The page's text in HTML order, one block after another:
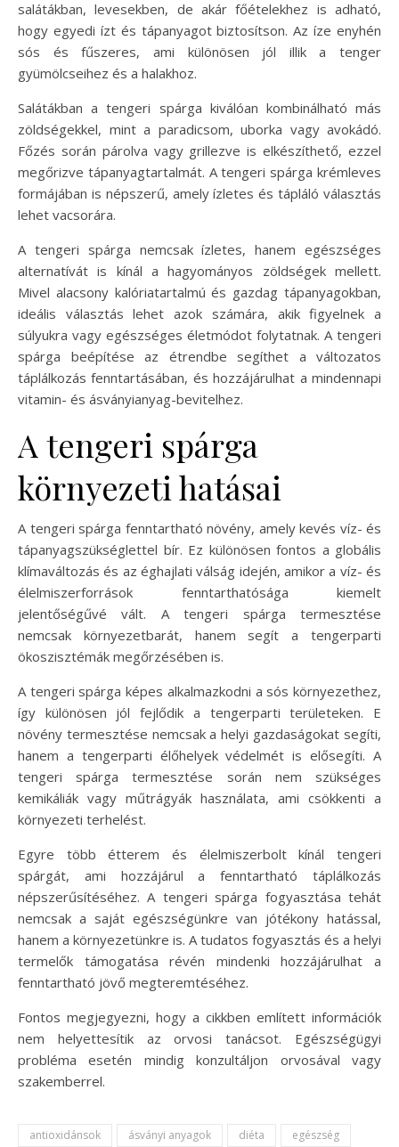
salátákban, levesekben, de akár főételekhez is adható,
hogy egyedi ízt és tápanyagot biztosítson. Az íze enyhén
sós és fűszeres, ami különösen jól illik a tenger
gyümölcseihez és a halakhoz.
Salátákban a tengeri spárga kiválóan kombinálható más
zöldségekkel, mint a paradicsom, uborka vagy avokádó.
Főzés során párolva vagy grillezve is elkészíthető, ezzel
megőrizve tápanyagtartalmát. A tengeri spárga krémleves
formájában is népszerű, amely ízletes és tápláló választás
lehet vacsorára.
A tengeri spárga nemcsak ízletes, hanem egészséges
alternatívát is kínál a hagyományos zöldségek mellett.
Mivel alacsony kalóriatartalmú és gazdag tápanyagokban,
ideális választás lehet azok számára, akik figyelnek a
súlyukra vagy egészséges életmódot folytatnak. A tengeri
spárga beépítése az étrendbe segíthet a változatos
táplálkozás fenntartásában, és hozzájárulhat a mindennapi
vitamin- és ásványianyag-bevitelhez.
A tengeri spárga
környezeti hatásai
A tengeri spárga fenntartható növény, amely kevés víz- és
tápanyagszükséglettel bír. Ez különösen fontos a globális
klímaváltozás és az éghajlati válság idején, amikor a víz- és
élelmiszerforrások fenntarthatósága kiemelt
jelentőségűvé vált. A tengeri spárga termesztése
nemcsak környezetbarát, hanem segít a tengerparti
ökoszisztémák megőrzésében is.
A tengeri spárga képes alkalmazkodni a sós környezethez,
így különösen jól fejlődik a tengerparti területeken. E
növény termesztése nemcsak a helyi gazdaságokat segíti,
hanem a tengerparti élőhelyek védelmét is elősegíti. A
tengeri spárga termesztése során nem szükséges
kemikáliák vagy műtrágyák használata, ami csökkenti a
környezeti terhelést.
Egyre több étterem és élelmiszerbolt kínál tengeri
spárgát, ami hozzájárul a fenntartható táplálkozás
népszerűsítéséhez. A tengeri spárga fogyasztása tehát
nemcsak a saját egészségünkre van jótékony hatással,
hanem a környezetünkre is. A tudatos fogyasztás és a helyi
termelők támogatása révén mindenki hozzájárulhat a
fenntartható jövő megteremtéséhez.
Fontos megjegyezni, hogy a cikkben említett információk
nem helyettesítik az orvosi tanácsot. Egészségügyi
probléma esetén mindig konzultáljon orvosával vagy
szakemberrel.
antioxidánsok ásványi anyagok diéta egészség